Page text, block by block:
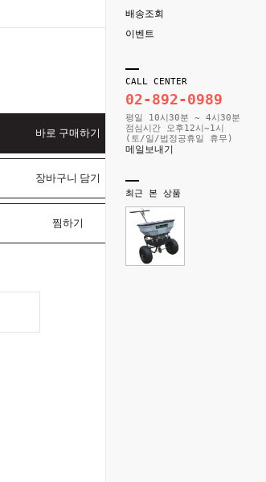
배송조회
이벤트
CALL CENTER
02-892-0989
평일 10시30분 ~ 4시30분
점심시간 오후12시~1시
(토/일/법정공휴일 휴무)
메일보내기
최근 본 상품
바로 구매하기
장바구니 담기
찜하기